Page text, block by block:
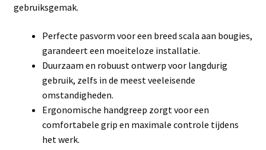
gebruiksgemak.
Perfecte pasvorm voor een breed scala aan bougies,
garandeert een moeiteloze installatie.
Duurzaam en robuust ontwerp voor langdurig
gebruik, zelfs in de meest veeleisende
omstandigheden.
Ergonomische handgreep zorgt voor een
comfortabele grip en maximale controle tijdens
het werk.